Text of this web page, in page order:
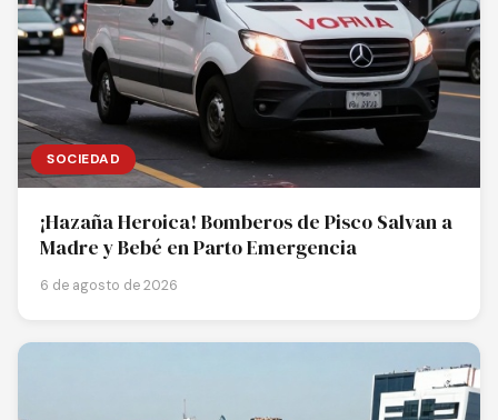
SOCIEDAD
¡Hazaña Heroica! Bomberos de Pisco Salvan a
Madre y Bebé en Parto Emergencia
6 de agosto de 2026